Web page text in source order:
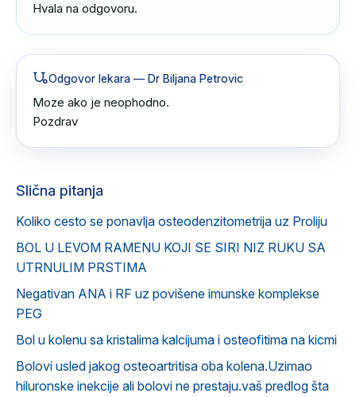
Hvala na odgovoru.
Odgovor lekara — Dr Biljana Petrovic
Moze ako je neophodno.
Pozdrav
Slična pitanja
Koliko cesto se ponavlja osteodenzitometrija uz Proliju
BOL U LEVOM RAMENU KOJI SE SIRI NIZ RUKU SA
UTRNULIM PRSTIMA
Negativan ANA i RF uz povišene imunske komplekse
PEG
Bol u kolenu sa kristalima kalcijuma i osteofitima na kicmi
Bolovi usled jakog osteoartritisa oba kolena.Uzimao
hiluronske inekcije ali bolovi ne prestaju.vaš predlog šta